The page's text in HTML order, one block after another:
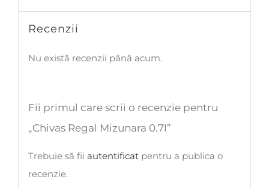
Recenzii
Nu există recenzii până acum.
Fii primul care scrii o recenzie pentru
„Chivas Regal Mizunara 0.7l”
Trebuie să fii autentificatpentru a publica o
recenzie.